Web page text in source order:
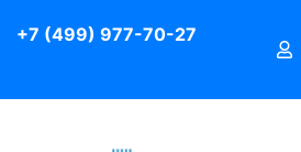
+7 (499) 977-70-27